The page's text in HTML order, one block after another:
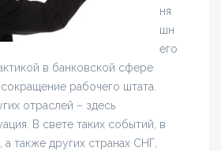
ня
шн
его
в банковской сфере
рабочего штата.
отраслей – здесь
В свете таких событий, в
также других странах СНГ,